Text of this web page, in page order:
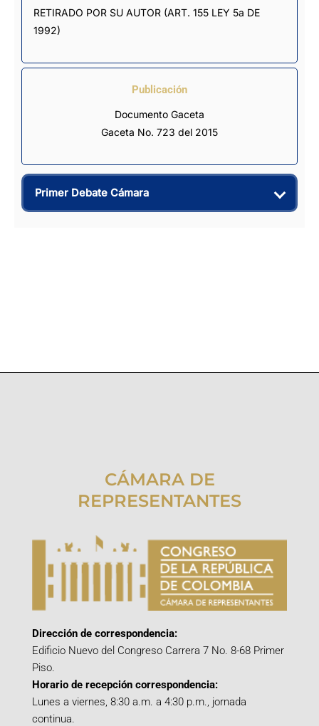
RETIRADO POR SU AUTOR (ART. 155 LEY 5a DE
1992)
Publicación
Documento Gaceta
Gaceta No. 723 del 2015
Primer Debate Cámara
CÁMARA DE
REPRESENTANTES
Dirección de correspondencia:
Edificio Nuevo del Congreso Carrera 7 No. 8-68 Primer
Piso.
Horario de recepción correspondencia:
Lunes a viernes, 8:30 a.m. a 4:30 p.m., jornada
continua.